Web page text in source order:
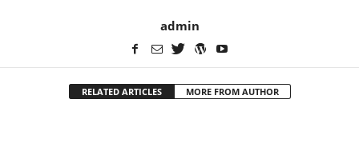
admin
RELATED ARTICLES MORE FROM AUTHOR